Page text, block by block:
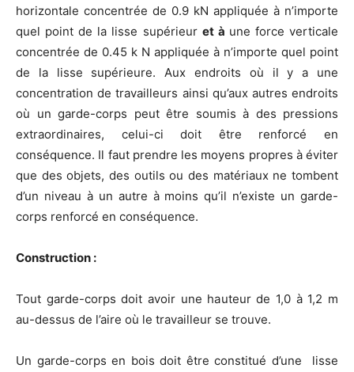
horizontale concentrée de 0.9 kN appliquée à n’importe
quel point de la lisse supérieur et à une force verticale
concentrée de 0.45 k N appliquée à n’importe quel point
de la lisse supérieure. Aux endroits où il y a une
concentration de travailleurs ainsi qu’aux autres endroits
où un garde-corps peut être soumis à des pressions
extraordinaires, celui-ci doit être renforcé en
conséquence. Il faut prendre les moyens propres à éviter
que des objets, des outils ou des matériaux ne tombent
d’un niveau à un autre à moins qu’il n’existe un garde-
corps renforcé en conséquence.
Construction :
Tout garde-corps doit avoir une hauteur de 1,0 à 1,2 m
au-dessus de l’aire où le travailleur se trouve.
Un garde-corps en bois doit être constitué d’une lisse